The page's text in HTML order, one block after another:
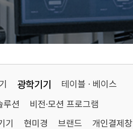
광학기기
테이블 · 베이스
루션
비전·모션 프로그램
기 현미경 브랜드 개인결제창